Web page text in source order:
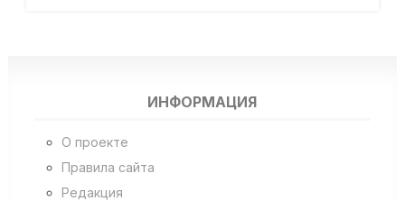
ИНФОРМАЦИЯ
О проекте
Правила сайта
Редакция